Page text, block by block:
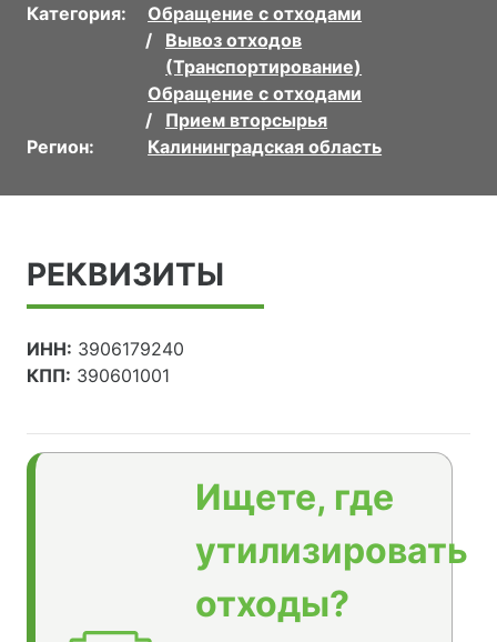
Категория:
Обращение с отходами
Вывоз отходов
(Транспортирование)
Обращение с отходами
Прием вторсырья
Регион:
Калининградская область
РЕКВИЗИТЫ
ИНН: 3906179240
КПП: 390601001
Ищете, где
утилизировать
отходы?